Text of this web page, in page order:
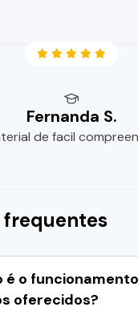
Fernanda S.
de facil
frequentes
é o
oferecidos?